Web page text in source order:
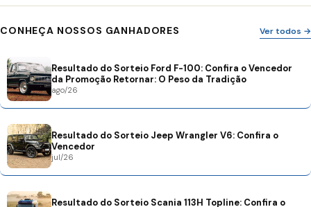
CONHEÇA NOSSOS GANHADORES Ver todos →
Resultado do Sorteio Ford F-100: Confira o Vencedor
da Promoção Retornar: O Peso da Tradição
ago/26
Resultado do Sorteio Jeep Wrangler V6: Confira o
Vencedor
jul/26
Resultado do Sorteio Scania 113H Topline: Confira o